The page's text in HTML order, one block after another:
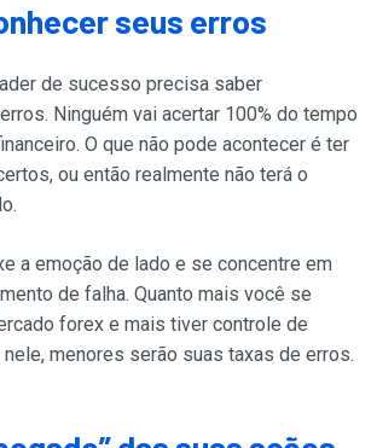
seus erros
de sucesso precisa saber
Ninguém vai acertar 100% do tempo
O que não pode acontecer é ter
ou então realmente não terá o
a emoção de lado e se concentre em
de falha. Quanto mais você se
forex e mais tiver controle de
menores serão suas taxas de erros.